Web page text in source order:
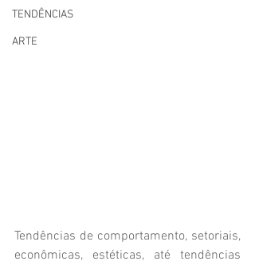
TENDÊNCIAS
ARTE
Tendências de comportamento, setoriais,
econômicas, estéticas, até tendências